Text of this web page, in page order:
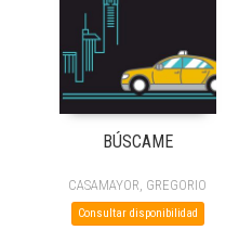
BÚSCAME
CASAMAYOR, GREGORIO
Consultar disponibilidad